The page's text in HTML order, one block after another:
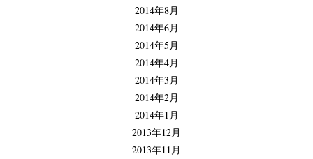
2014年8月
2014年6月
2014年5月
2014年4月
2014年3月
2014年2月
2014年1月
2013年12月
2013年11月